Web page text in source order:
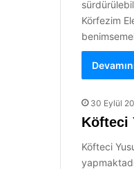
Körfezim
30 Eylül
Köfteci
Köfteci